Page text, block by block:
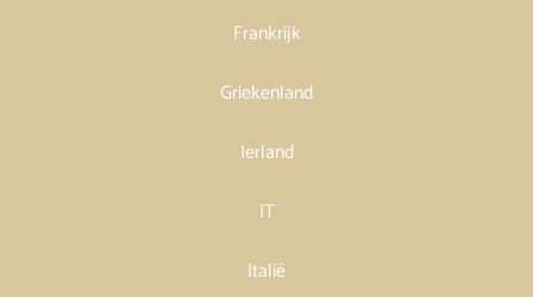
Frankrijk
Griekenland
Ierland
IT
Italië